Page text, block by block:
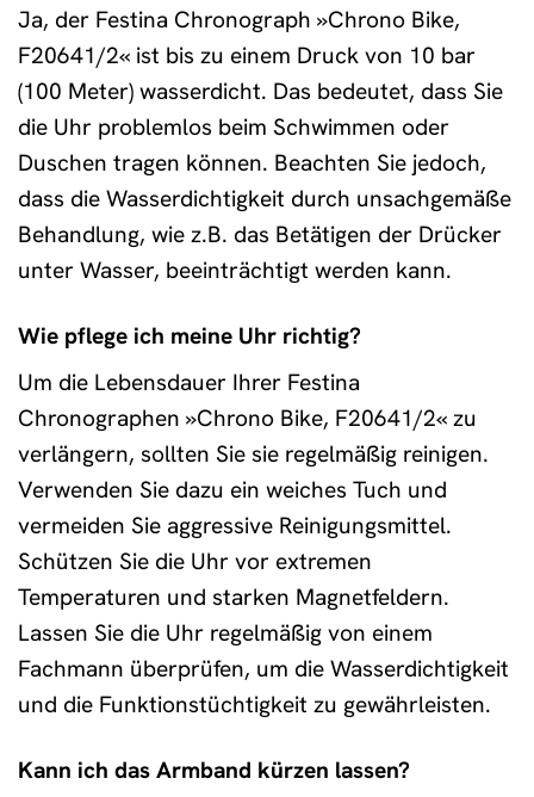
Ja, der Festina Chronograph »Chrono Bike,
F20641/2« ist bis zu einem Druck von 10 bar
(100 Meter) wasserdicht. Das bedeutet, dass Sie
die Uhr problemlos beim Schwimmen oder
Duschen tragen können. Beachten Sie jedoch,
dass die Wasserdichtigkeit durch unsachgemäße
Behandlung, wie z.B. das Betätigen der Drücker
unter Wasser, beeinträchtigt werden kann.
Wie pflege ich meine Uhr richtig?
Um die Lebensdauer Ihrer Festina
Chronographen »Chrono Bike, F20641/2« zu
verlängern, sollten Sie sie regelmäßig reinigen.
Verwenden Sie dazu ein weiches Tuch und
vermeiden Sie aggressive Reinigungsmittel.
Schützen Sie die Uhr vor extremen
Temperaturen und starken Magnetfeldern.
Lassen Sie die Uhr regelmäßig von einem
Fachmann überprüfen, um die Wasserdichtigkeit
und die Funktionstüchtigkeit zu gewährleisten.
Kann ich das Armband kürzen lassen?